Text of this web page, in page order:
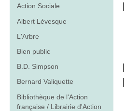
Action Sociale
Albert Lévesque
L'Arbre
Bien public
B.D. Simpson
Bernard Valiquette
Bibliothèque de l'Action
française / Librairie d'Action